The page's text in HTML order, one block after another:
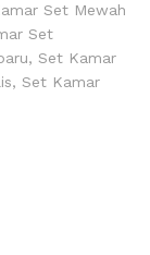
Set Mewah
Set
, Set Kamar
, Set Kamar